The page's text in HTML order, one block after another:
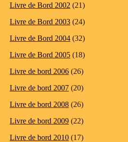
Livre de Bord 2002 (21)
Livre de Bord 2003 (24)
Livre de Bord 2004 (32)
Livre de Bord 2005 (18)
Livre de bord 2006 (26)
Livre de bord 2007 (20)
Livre de bord 2008 (26)
Livre de bord 2009 (22)
Livre de bord 2010 (17)